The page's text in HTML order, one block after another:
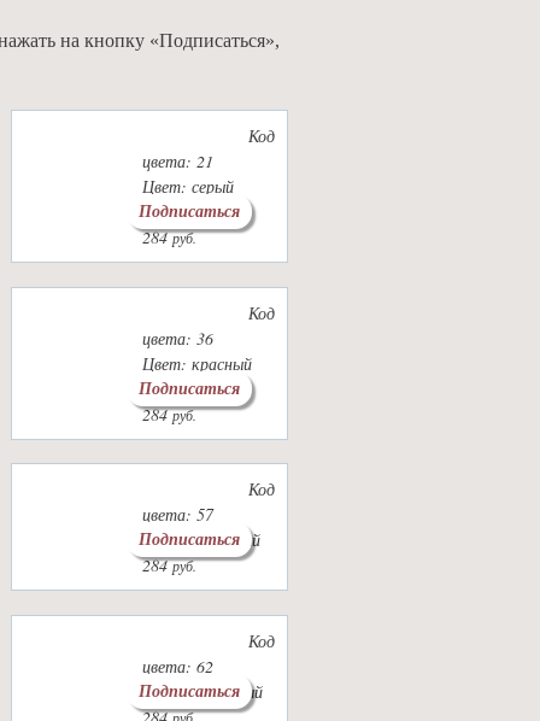
на кнопку «Подписаться»,
Код
цвета: 21
Цвет: серый
мышиный
284руб.
Подписаться
Код
цвета: 36
Цвет: красный
терракот
284руб.
Подписаться
Код
цвета: 57
Цвет: бордовый
284руб.
Подписаться
Код
цвета: 62
Цвет: молочный
Подписаться